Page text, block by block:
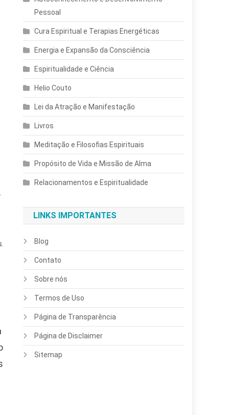
Pessoal
Cura Espiritual e Terapias Energéticas
Energia e Expansão da Consciência
Espiritualidade e Ciência
Helio Couto
Lei da Atração e Manifestação
Livros
Meditação e Filosofias Espirituais
Propósito de Vida e Missão de Alma
Relacionamentos e Espiritualidade
LINKS IMPORTANTES
Blog
Contato
Sobre nós
Termos de Uso
Página de Transparência
Página de Disclaimer
Sitemap